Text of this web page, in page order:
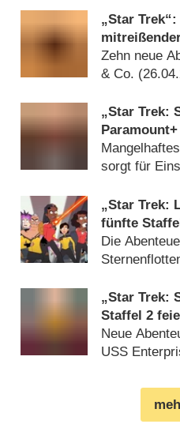
„Star
Staffel
Zehn neue
& Co. (
„Star Trek:
Serie
sorgt für
„Star Trek:
fünfte
Premiere
Die
„Star Trek:
Staffel 2
Premiere
Neue
USS